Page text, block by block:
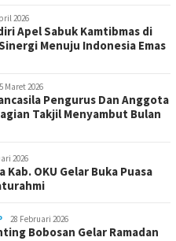
2026
Apel Sabuk Kamtibmas di
Menuju Indonesia Emas
5 Maret 2026
Pengurus Dan Anggota
Takjil Menyambut Bulan
2026
Kab. OKU Gelar Buka Puasa
28 Februari 2026
Bobosan Gelar Ramadan